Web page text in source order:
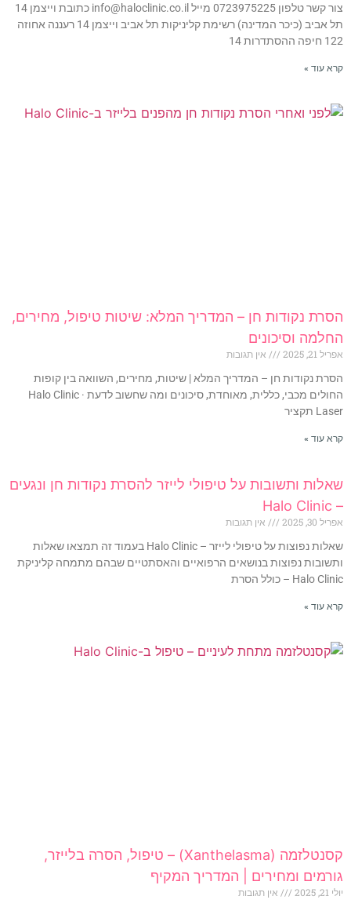
צור קשר טלפון 0723975225 מייל info@haloclinic.co.il כתובת וייצמן 14
תל אביב (כיכר המדינה) רשימת קליניקות תל אביב וייצמן 14 רעננה אחוזה
122 חיפה ההסתדרות 14
קרא עוד »
הסרת נקודות חן – המדריך המלא: שיטות טיפול, מחירים,
החלמה וסיכונים
אפריל 21, 2025
אין תגובות
הסרת נקודות חן – המדריך המלא | שיטות, מחירים, השוואה בין קופות
החולים מכבי, כללית, מאוחדת, סיכונים ומה שחשוב לדעת Halo Clinic ·
Laser תקציר
קרא עוד »
שאלות ותשובות על טיפולי לייזר להסרת נקודות חן ונגעים
– Halo Clinic
אפריל 30, 2025
אין תגובות
שאלות נפוצות על טיפולי לייזר – Halo Clinic בעמוד זה תמצאו שאלות
ותשובות נפוצות בנושאים הרפואיים והאסתטיים שבהם מתמחה קליניקת
Halo Clinic – כולל הסרת
קרא עוד »
קסנטלזמה (Xanthelasma) – טיפול, הסרה בלייזר,
גורמים ומחירים | המדריך המקיף
יולי 21, 2025
אין תגובות